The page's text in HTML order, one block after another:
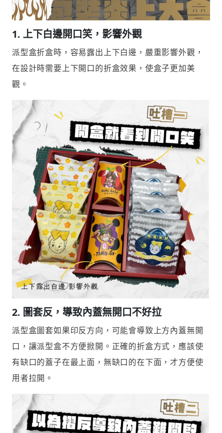
1. 上下白邊開口笑，影響外觀
派型盒折盒時，容易露出上下白邊，嚴重影響外觀，
在設計時需要上下開口的折盒效果，使盒子更加美
觀。
2. 圖套反，導致內蓋無開口不好拉
派型盒圖套如果印反方向，可能會導致上方內蓋無開
口，讓派型盒不方便掀開。正確的折盒方式，應該使
有缺口的蓋子在最上面，無缺口的在下面，才方便使
用者拉開。